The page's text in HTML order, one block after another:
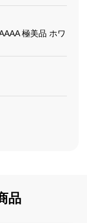
極美品 ホワ
品